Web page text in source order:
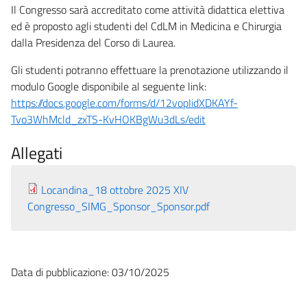
Il Congresso sarà accreditato come attività didattica elettiva
ed è proposto agli studenti del CdLM in Medicina e Chirurgia
dalla Presidenza del Corso di Laurea.
Gli studenti potranno effettuare la prenotazione utilizzando il
modulo Google disponibile al seguente link:
https://docs.google.com/forms/d/12vopIidXDKAYf-
Tvo3WhMcld_zxTS-KvHOKBgWu3dLs/edit
Allegati
Locandina_18 ottobre 2025 XIV
Congresso_SIMG_Sponsor_Sponsor.pdf
Data di pubblicazione: 03/10/2025